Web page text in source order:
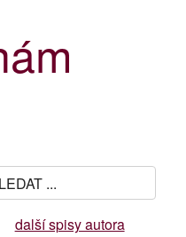
další spisy autora